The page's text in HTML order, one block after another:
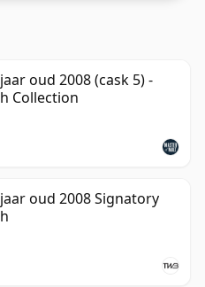
oud 2008 (cask 5) -
Collection
oud 2008 Signatory